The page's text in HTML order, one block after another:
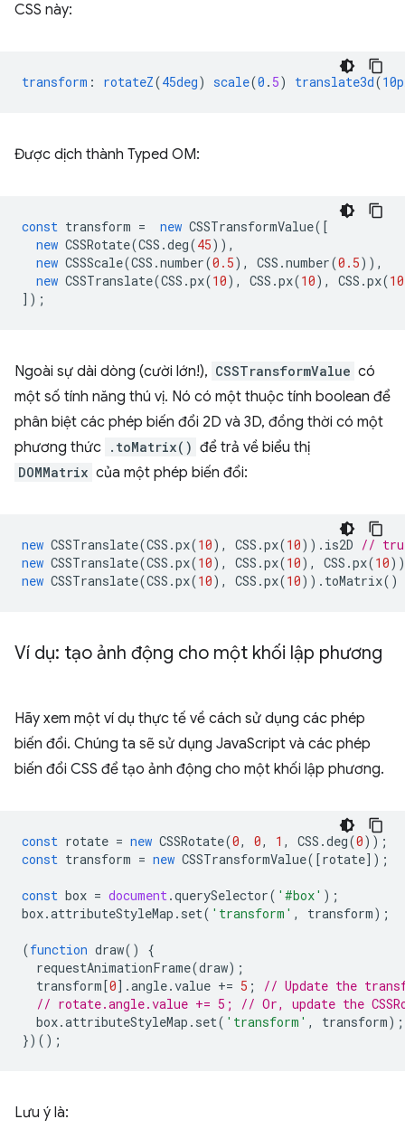
CSS này:
transform : rotateZ(45deg) scale(0 . 5) translate3d(
Được dịch thành Typed OM:
const transform = new CSSTransformValue([
new CSSRotate(CSS .deg(45)),
new CSSScale(CSS .number(0.5), CSS .number(0.5)),
new CSSTranslate(CSS .px(10), CSS .px(10), CSS .px(10
]);
Ngoài sự dài dòng (cười lớn!), CSSTransformValue có
một số tính năng thú vị. Nó có một thuộc tính boolean để
phân biệt các phép biến đổi 2D và 3D, đồng thời có một
phương thức .toMatrix() để trả về biểu thị
DOMMatrix của một phép biến đổi:
new CSSTranslate(CSS .px(10), CSS .px(10)). is2D //
new CSSTranslate(CSS .px(10), CSS .px(10), CSS .px(10
new CSSTranslate(CSS .px(10), CSS .px(10)). toMatrix()
Ví dụ: tạo ảnh động cho một khối lập phương
Hãy xem một ví dụ thực tế về cách sử dụng các phép
biến đổi. Chúng ta sẽ sử dụng JavaScript và các phép
biến đổi CSS để tạo ảnh động cho một khối lập phương.
const rotate = new CSSRotate(0, 0, 1 , CSS .deg(0));
const transform = new CSSTransformValue([rotate]);
const box = document.querySelector( '#box' );
box.attributeStyleMap . set( 'transform' , transform);
(function draw()
{
requestAnimationFrame(draw);
transform[0].angle.value += 5 ;
// Update the
// rotate.angle.value += 5; // Or, update the
box.attributeStyleMap . set( 'transform' , transform);
})();
Lưu ý là: